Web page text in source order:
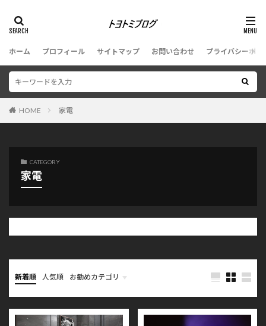
ホーム プロフィール サイトマップ お問い合わせ プライバシーポリ
HOME 家電
CATEGORY
家電
新着順 人気順 お勧めカテゴリ
キャンプ
家電
本紹介
ブログ